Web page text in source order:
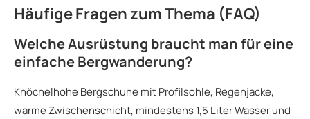
Häufige Fragen zum Thema (FAQ)
Welche Ausrüstung braucht man für eine
einfache Bergwanderung?
Knöchelhohe Bergschuhe mit Profilsohle, Regenjacke,
warme Zwischenschicht, mindestens 1,5 Liter Wasser und